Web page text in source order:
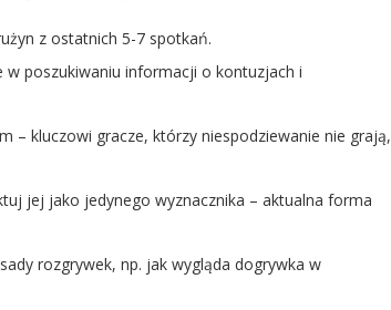
z ostatnich 5-7 spotkań.
w poszukiwaniu informacji o kontuzjach i
– kluczowi gracze, którzy niespodziewanie nie grają,
jej jako jedynego wyznacznika – aktualna forma
rozgrywek, np. jak wygląda dogrywka w